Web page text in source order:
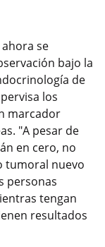
se
bajo la
de
los
marcador
"A pesar de
en cero, no
tumoral nuevo
personas
tengan
resultados